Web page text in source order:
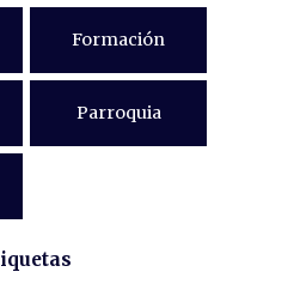
Formación
Parroquia